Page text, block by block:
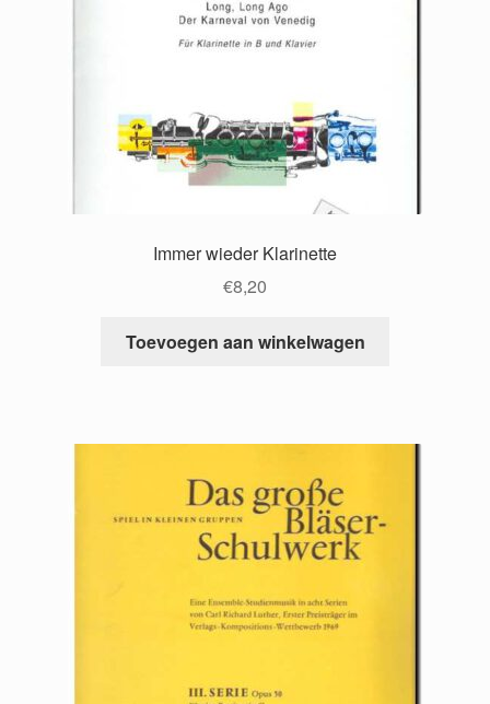
Immer wieder Klarinette
€8,20
Toevoegen aan winkelwagen